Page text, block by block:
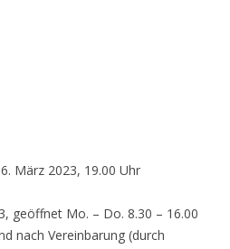
März 2023, 19.00 Uhr
geöffnet Mo. – Do. 8.30 – 16.00
nach Vereinbarung (durch